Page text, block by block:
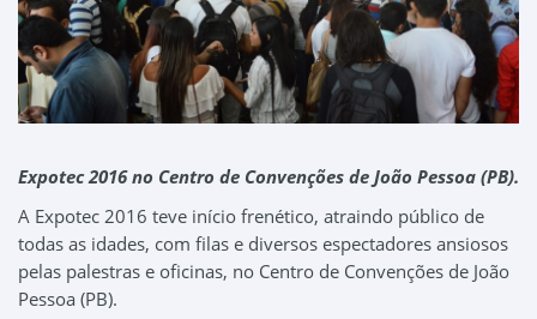
Expotec 2016 no Centro de Convenções de João Pessoa (PB).
A Expotec 2016 teve início frenético, atraindo público de
todas as idades, com filas e diversos espectadores ansiosos
pelas palestras e oficinas, no Centro de Convenções de João
Pessoa (PB).